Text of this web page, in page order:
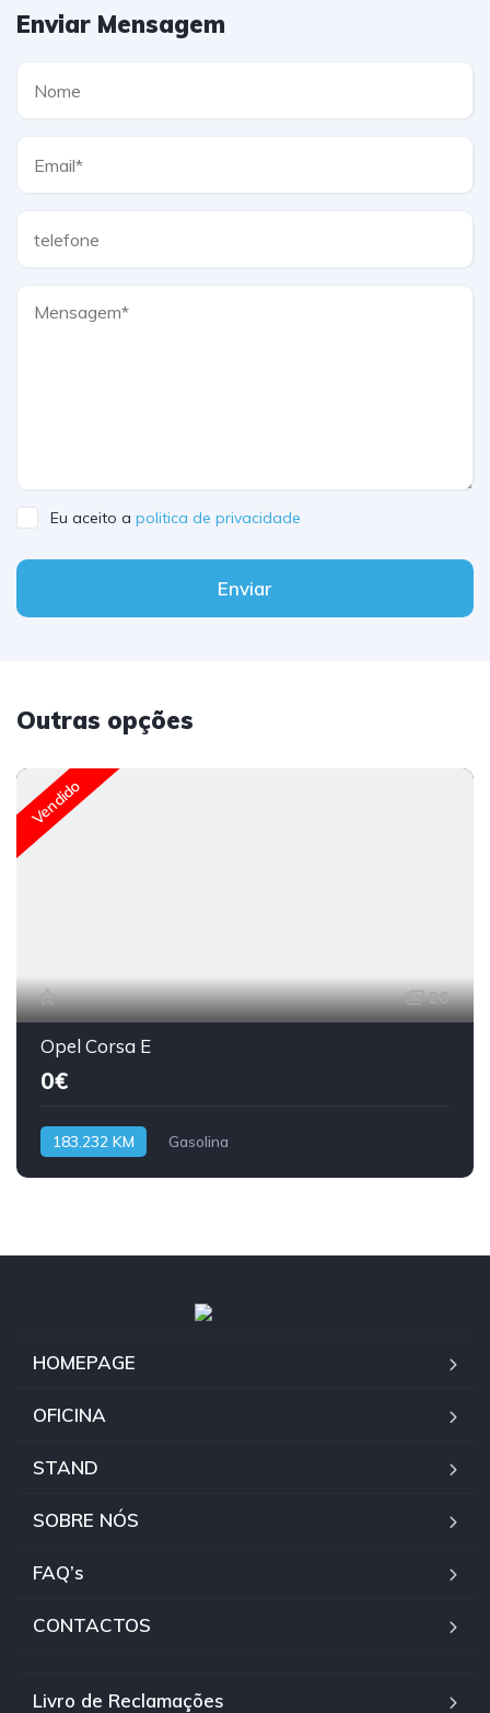
Enviar Mensagem
Eu aceito a politica de privacidade
Enviar
Outras opções
Vendido
26
Opel Corsa E
0€
183.232 KM Gasolina
HOMEPAGE
OFICINA
STAND
SOBRE NÓS
FAQ’s
CONTACTOS
Livro de Reclamações